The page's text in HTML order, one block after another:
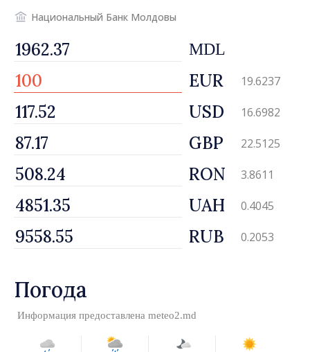
Национальный Банк Молдовы
MDL
EUR 19.6237
USD 16.6982
GBP 22.5125
RON 3.8611
UAH 0.4045
RUB 0.2053
Погода
Информация предоставлена meteo2.md